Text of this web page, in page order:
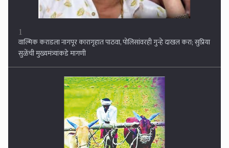
2
तीन जिल्ह्यात अतिवृष्टी, शेतकरी सुखावला...जालना, नांदेड, परभणीला झोडपले, २३३
मंडळात अतिवृष्टीची नोंद